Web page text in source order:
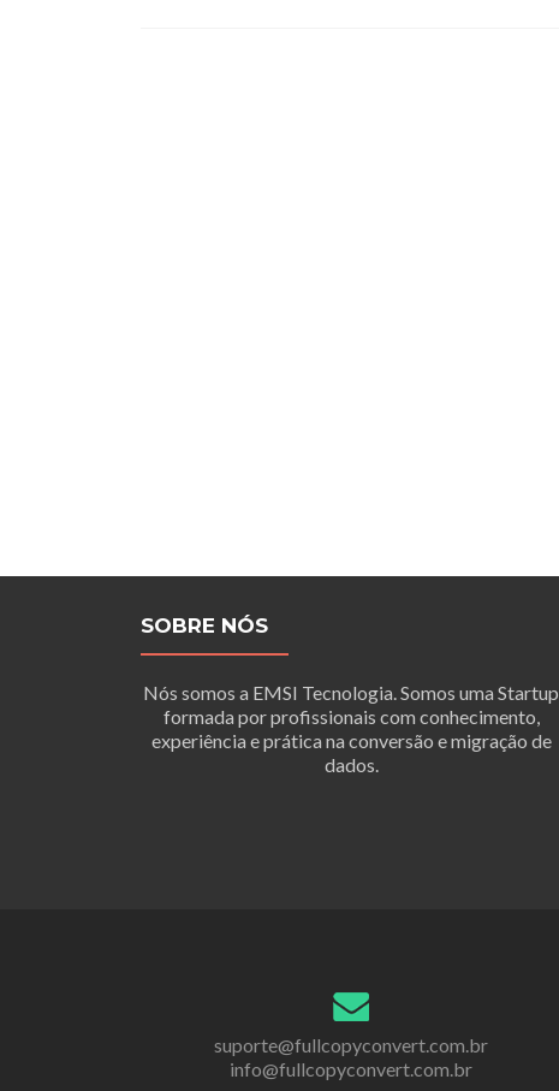
SOBRE NÓS
Nós somos a EMSI Tecnologia. Somos uma Startup
formada por profissionais com conhecimento,
experiência e prática na conversão e migração de
dados.
suporte@fullcopyconvert.com.br
info@fullcopyconvert.com.br